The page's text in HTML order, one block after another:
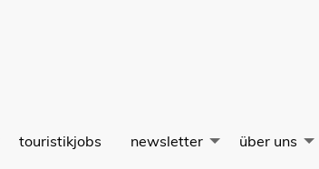
touristikjobs newsletter über uns